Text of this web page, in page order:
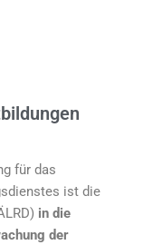
für das
ist die
in die
der